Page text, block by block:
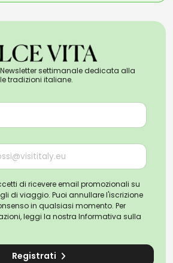
settimanale dedicata alla
tradizioni italiane.
di ricevere email promozionali su
di viaggio. Puoi annullare l'iscrizione
in qualsiasi momento. Per
leggi la nostra Informativa sulla
Registrati